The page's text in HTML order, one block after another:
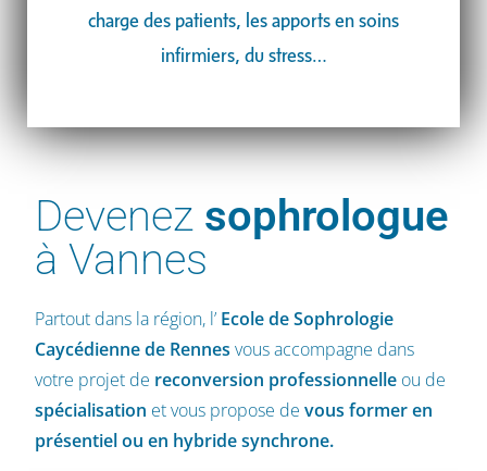
charge des patients, les apports en soins
infirmiers, du stress…
Devenez sophrologue
à Vannes
Partout dans la région, l’ Ecole de Sophrologie
Caycédienne de Rennes vous accompagne dans
votre projet de reconversion professionnelle ou de
spécialisation et vous propose devous former en
présentiel ou en hybride synchrone.